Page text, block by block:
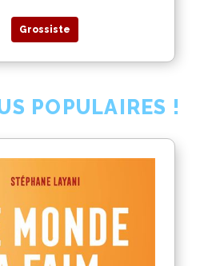
Grossiste
POPULAIRES !